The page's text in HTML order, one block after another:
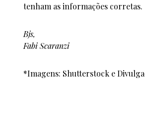
tenham as informações corretas.
Bjs,
Fabi Scaranzi
*Imagens: Shutterstock e